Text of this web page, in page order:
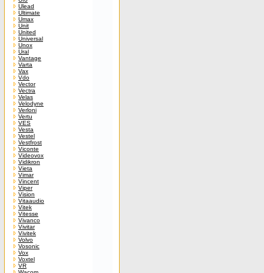
Ulead
Ultimate
Umax
Unit
United
Universal
Unox
Ural
Vantage
Varta
Vax
Vdo
Vector
Vectra
Velas
Velodyne
Verloni
Vertu
VES
Vesta
Vestel
Vestfrost
Viconte
Videovox
Vidikron
Vieta
Vimar
Vincent
Viper
Vision
Vitaaudio
Vitek
Vitesse
Vivanco
Vivitar
Vivitek
Volvo
Vosonic
Vox
Voxtel
VR